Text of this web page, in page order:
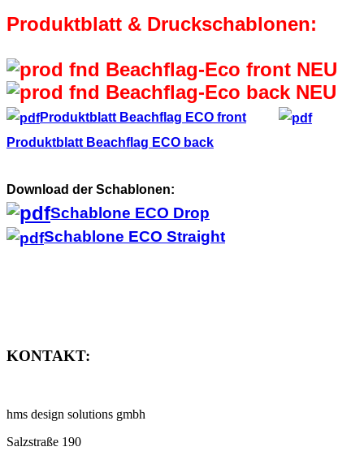
Produktblatt & Druckschablonen:
Produktblatt Beachflag ECO front
Produktblatt Beachflag ECO back
Download der Schablonen:
Schablone ECO Drop
Schablone ECO Straight
KONTAKT:
hms design solutions gmbh
Salzstraße 190